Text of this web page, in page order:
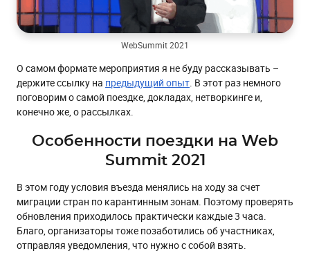
WebSummit 2021
О самом формате мероприятия я не буду рассказывать –
держите ссылку на предыдущий опыт. В этот раз немного
поговорим о самой поездке, докладах, нетворкинге и,
конечно же, о рассылках.
Особенности поездки на Web
Summit 2021
В этом году условия въезда менялись на ходу за счет
миграции стран по карантинным зонам. Поэтому проверять
обновления приходилось практически каждые 3 часа.
Благо, организаторы тоже позаботились об участниках,
отправляя уведомления, что нужно с собой взять.